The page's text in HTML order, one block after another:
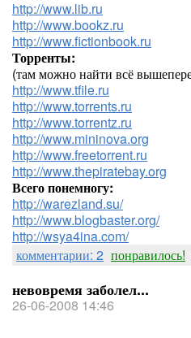
http://www.lib.ru
http://www.bookz.ru
http://www.fictionbook.ru
Торренты:
(там можно найти всё
http://www.tfile.ru
http://www.torrents.ru
http://www.torrentz.ru
http://www.mininova.org
http://www.freetorrent.ru
http://www.thepiratebay.org
Всего понемногу:
http://warezland.su/
http://www.blogbaster.org/
http://wsya4ina.com/
комментарии: 2 понравилось!
невовремя заболел...
26-06-2008 14:46